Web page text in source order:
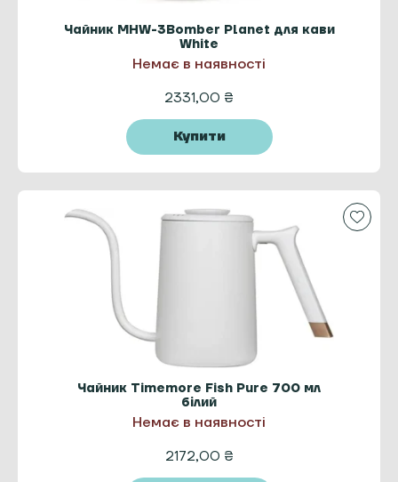
Чайник MHW-3Bomber Planet для кави
White
Немає в наявності
2331,00 ₴
Купити
Чайник Timemore Fish Pure 700 мл
білий
Немає в наявності
2172,00 ₴